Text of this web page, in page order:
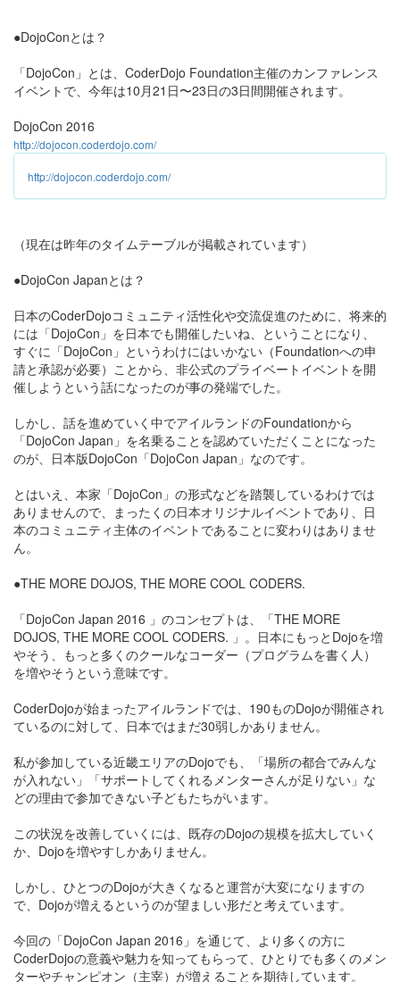
●DojoConとは？
「DojoCon」とは、CoderDojo Foundation主催のカンファレンス
イベントで、今年は10月21日〜23日の3日間開催されます。
DojoCon 2016
http://dojocon.coderdojo.com/
http://dojocon.coderdojo.com/
（現在は昨年のタイムテーブルが掲載されています）
●DojoCon Japanとは？
日本のCoderDojoコミュニティ活性化や交流促進のために、将来的
には「DojoCon」を日本でも開催したいね、ということになり、
すぐに「DojoCon」というわけにはいかない（Foundationへの申
請と承認が必要）ことから、非公式のプライベートイベントを開
催しようという話になったのが事の発端でした。
しかし、話を進めていく中でアイルランドのFoundationから
「DojoCon Japan」を名乗ることを認めていただくことになった
のが、日本版DojoCon「DojoCon Japan」なのです。
とはいえ、本家「DojoCon」の形式などを踏襲しているわけでは
ありませんので、まったくの日本オリジナルイベントであり、日
本のコミュニティ主体のイベントであることに変わりはありませ
ん。
●THE MORE DOJOS, THE MORE COOL CODERS.
「DojoCon Japan 2016 」のコンセプトは、「THE MORE
DOJOS, THE MORE COOL CODERS. 」。日本にもっとDojoを増
やそう、もっと多くのクールなコーダー（プログラムを書く人）
を増やそうという意味です。
CoderDojoが始まったアイルランドでは、190ものDojoが開催され
ているのに対して、日本ではまだ30弱しかありません。
私が参加している近畿エリアのDojoでも、「場所の都合でみんな
が入れない」「サポートしてくれるメンターさんが足りない」な
どの理由で参加できない子どもたちがいます。
この状況を改善していくには、既存のDojoの規模を拡大していく
か、Dojoを増やすしかありません。
しかし、ひとつのDojoが大きくなると運営が大変になりますの
で、Dojoが増えるというのが望ましい形だと考えています。
今回の「DojoCon Japan 2016」を通じて、より多くの方に
CoderDojoの意義や魅力を知ってもらって、ひとりでも多くのメン
ターやチャンピオン（主宰）が増えることを期待しています。